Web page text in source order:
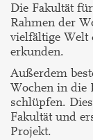
Die Fakultät
Rahmen der
vielfältige Welt
erkunden.
Außerdem
Wochen in die
schlüpfen.
Fakultät und
Projekt.